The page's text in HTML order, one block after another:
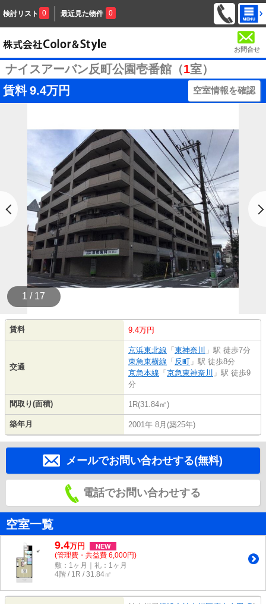
検討リスト 0 最近見た物件 0
お問合せ
ナイスアーバン反町公園壱番館（1室）
賃料 9.4万円 空室情報を確認
1 / 17
賃料 9.4万円
交通
京浜東北線 「 東神奈川 」駅 徒歩7分
東急東横線 「 反町 」駅 徒歩8分
京急本線 「 京急東神奈川 」駅 徒歩9
分
間取り(面積) 1R(31.84㎡)
築年月 2001年 8月(築25年)
メールでお問い合わせする(無料)
電話でお問い合わせする
空室一覧
9.4万円 NEW
(管理費・共益費 6,000円)
敷：1ヶ月｜礼：1ヶ月
4階 / 1R / 31.84㎡